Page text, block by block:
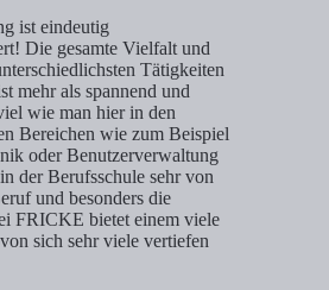
ist eindeutig
Die gesamte Vielfalt und
Tätigkeiten
mehr als spannend und
wie man hier in den
Bereichen wie zum Beispiel
oder Benutzerverwaltung
der Berufsschule sehr von
und besonders die
FRICKE bietet einem viele
sich sehr viele vertiefen